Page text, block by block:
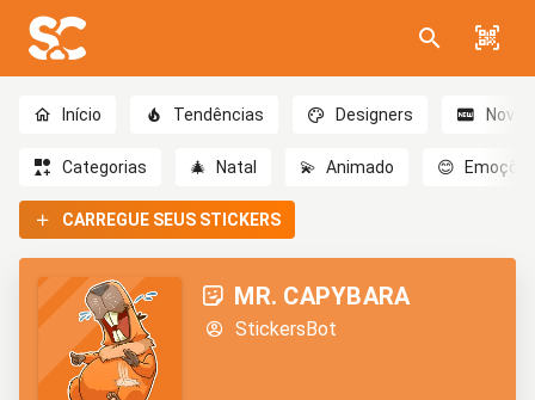
Início Tendências Designers Novo
Categorias 🎄 Natal 💫 Animado 😊
CARREGUE SEUS STICKERS
MR. CAPYBARA
StickersBot